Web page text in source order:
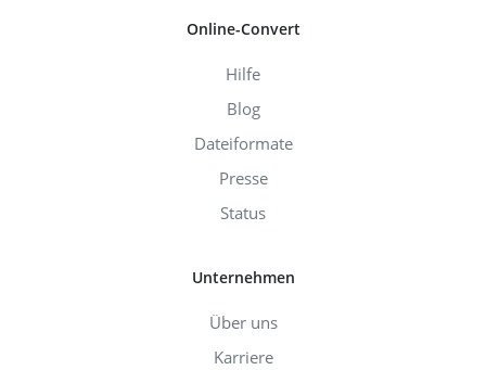
Online-Convert
Hilfe
Blog
Dateiformate
Presse
Status
Unternehmen
Über uns
Karriere